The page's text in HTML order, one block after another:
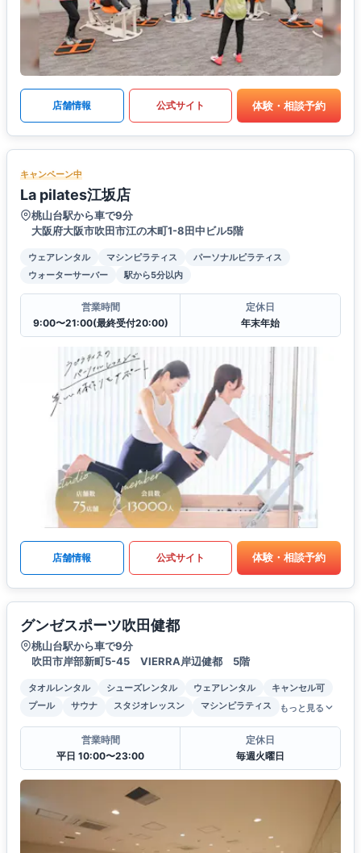
店舗情報 公式サイト 体験・相談予約
キャンペーン中
La pilates江坂店
桃山台駅から車で9分
大阪府大阪市吹田市江の木町1-8田中ビル5階
ウェアレンタル マシンピラティス
パーソナルピラティス
ウォーターサーバー
駅から5分以内
営業時間
9:00〜21:00(最終受付20:00)
定休日
年末年始
店舗情報 公式サイト 体験・相談予約
グンゼスポーツ吹田健都
桃山台駅から車で9分
吹田市岸部新町5-45 VIERRA岸辺健都 5階
タオルレンタル シューズレンタル ウェアレンタル
キャンセル可
プール
サウナ スタジオレッスン マシンピラティス もっと見る
営業時間
平日 10:00〜23:00
定休日
毎週火曜日